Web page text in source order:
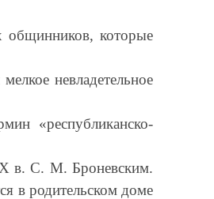
общинников, которые
невладетельное
«республиканско-
в. С. М. Броневским.
в родительском доме